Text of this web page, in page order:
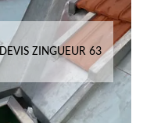
DEVIS ZINGUEUR 63